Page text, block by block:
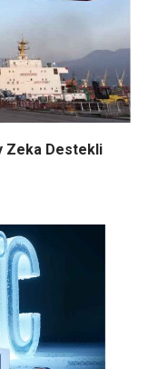
Zeka Destekli